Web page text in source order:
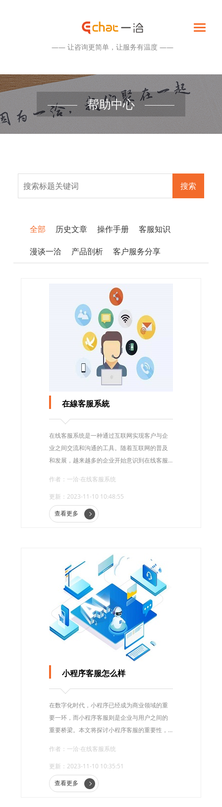
—— 让咨询更简单，让服务有温度 ——
帮助中心
搜索
全部 历史文章 操作手册 客服知识
漫谈一洽 产品剖析 客户服务分享
在線客服系統
在线客服系统是一种通过互联网实现客户与企
业之间交流和沟通的工具。随着互联网的普及
和发展，越来越多的企业开始意识到在线客服
作者：一洽·在线客服系统
更新：2023-11-10 10:48:55
查看更多
小程序客服怎么样
在数字化时代，小程序已经成为商业领域的重
要一环，而小程序客服则是企业与用户之间的
重要桥梁。本文将探讨小程序客服的重要性，
作者：一洽·在线客服系统
更新：2023-11-10 10:35:51
查看更多